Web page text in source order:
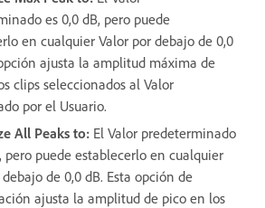
es 0,0 dB, pero puede
en cualquier Valor por debajo de 0,0
ajusta la amplitud máxima de
clips seleccionados al Valor
por el Usuario.
All Peaks to: El Valor predeterminado
pero puede establecerlo en cualquier
de 0,0 dB. Esta opción de
ajusta la amplitud de pico en los